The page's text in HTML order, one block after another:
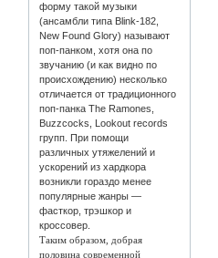
форму такой музыки
(ансамбли типа Blink-182,
New Found Glory) называют
поп-панком, хотя она по
звучанию (и как видно по
происхождению) несколько
отличается от традиционного
поп-панка The Ramones,
Buzzcocks, Lookout records
групп. При помощи
различных утяжелений и
ускорений из хардкора
возникли гораздо менее
популярные жанры —
фасткор, трэшкор и
кроссовер.
Таким образом, добрая
половина современной